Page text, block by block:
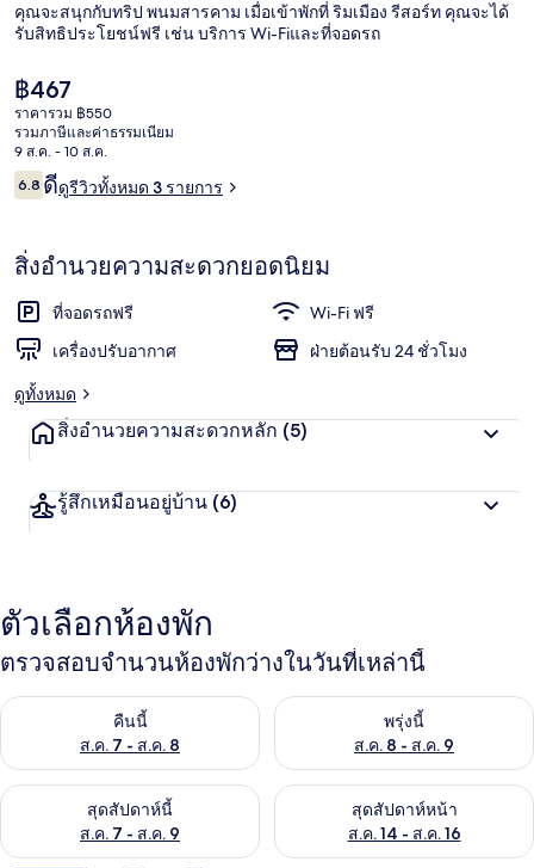
คุณจะสนุกกับทริป พนมสารคาม เมื่อเข้าพักที่ ริมเมือง รีสอร์ท คุณจะได้
รับสิทธิประโยชน์ฟรี เช่น บริการ Wi-Fiและที่จอดรถ
ราคา
ปัจจุบัน
฿467
฿467
ราคารวม ฿550
รวมภาษีและค่าธรรมเนียม
9 ส.ค. - 10 ส.ค.
รีวิว
6.86.8 จาก 10
ดีดูรีวิวทั้งหมด 3 รายการ
สิ่งอำนวยความสะดวกยอดนิยม
ที่จอดรถฟรี
Wi-Fi ฟรี
เครื่องปรับอากาศ
ฝ่ายต้อนรับ 24 ชั่วโมง
ดูทั้งหมด
สิ่งอำนวยความสะดวกหลัก (5)
รู้สึกเหมือนอยู่บ้าน (6)
ตัวเลือกห้องพัก
ตรวจสอบจำนวนห้องพักว่างในวันที่เหล่านี้
คืนนี้
ส.ค. 7 - ส.ค. 8
ตรวจสอบจำนวนห้องพักว่างในคืนนี้ ส.ค. 7 - ส.ค. 8พรุ่งนี้
ส.ค. 8 - ส.ค. 9
ตรวจสอบจำนวนห้องพักว่างใน
สุดสัปดาห์นี้
ส.ค. 7 - ส.ค. 9
ตรวจสอบจำนวนห้องพักว่างในสุดสัปดาห์นี้ ส.ค. 7 - ส.ค. 9
สุดสัปดาห์หน้า
ส.ค. 14 - ส.ค. 16
ตรวจสอบจำนวนห้องพักว่างใน